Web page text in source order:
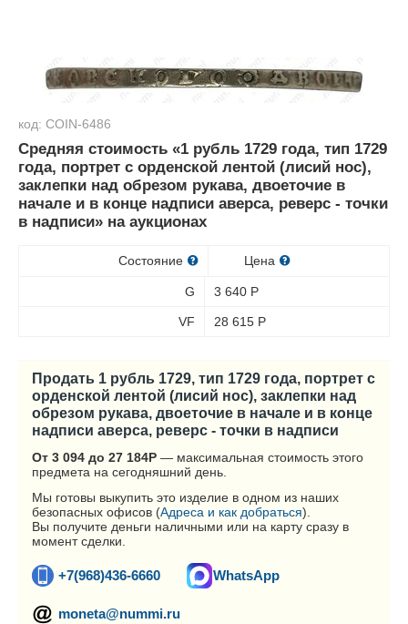
код: COIN-6486
Средняя стоимость «1 рубль 1729 года, тип 1729
года, портрет с орденской лентой (лисий нос),
заклепки над обрезом рукава, двоеточие в
начале и в конце надписи аверса, реверс - точки
в надписи» на аукционах
Состояние Цена
G 3 640 Р
VF 28 615 Р
Продать 1 рубль 1729, тип 1729 года, портрет с
орденской лентой (лисий нос), заклепки над
обрезом рукава, двоеточие в начале и в конце
надписи аверса, реверс - точки в надписи
От 3 094 до 27 184Р — максимальная стоимость этого
предмета на сегодняшний день.
Мы готовы выкупить это изделие в одном из наших
безопасных офисов (Адреса и как добраться).
Вы получите деньги наличными или на карту сразу в
момент сделки.
+7(968)436-6660 WhatsApp
moneta@nummi.ru